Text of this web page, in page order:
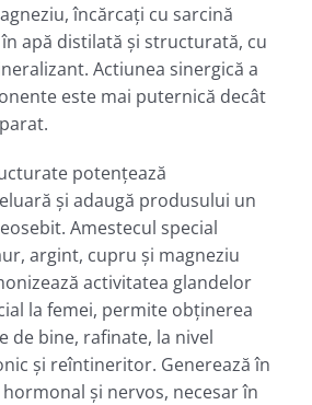
încărcaţi cu sarcină
apă distilată şi structurată, cu
Actiunea sinergică a
este mai puternică decât
potenţează
şi adaugă produsului un
Amestecul special
argint, cupru şi magneziu
activitatea glandelor
la femei, permite obţinerea
de bine, rafinate, la nivel
şi reîntineritor. Generează în
şi nervos, necesar în